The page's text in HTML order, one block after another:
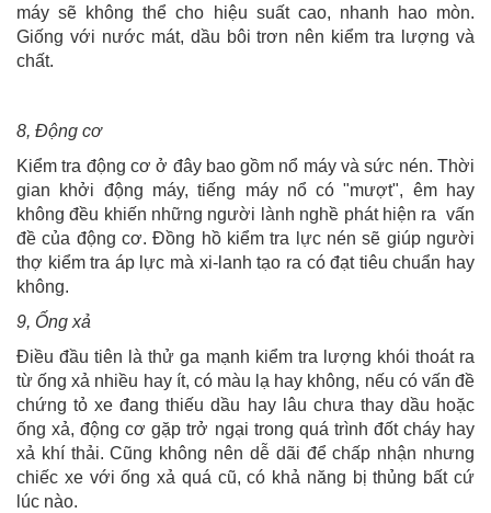
máy sẽ không thể cho hiệu suất cao, nhanh hao mòn.
Giống với nước mát, dầu bôi trơn nên kiểm tra lượng và
chất.
8, Động cơ
Kiểm tra động cơ ở đây bao gồm nổ máy và sức nén. Thời
gian khởi động máy, tiếng máy nổ có "mượt", êm hay
không đều khiến những người lành nghề phát hiện ra vấn
đề của động cơ. Đồng hồ kiểm tra lực nén sẽ giúp người
thợ kiểm tra áp lực mà xi-lanh tạo ra có đạt tiêu chuẩn hay
không.
9, Ống xả
Điều đầu tiên là thử ga mạnh kiểm tra lượng khói thoát ra
từ ống xả nhiều hay ít, có màu lạ hay không, nếu có vấn đề
chứng tỏ xe đang thiếu dầu hay lâu chưa thay dầu hoặc
ống xả, động cơ gặp trở ngại trong quá trình đốt cháy hay
xả khí thải. Cũng không nên dễ dãi để chấp nhận nhưng
chiếc xe với ống xả quá cũ, có khả năng bị thủng bất cứ
lúc nào.